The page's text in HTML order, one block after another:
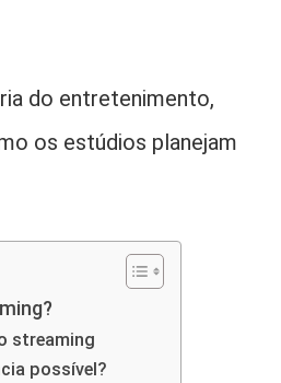
do entretenimento,
os estúdios planejam
streaming
possível?